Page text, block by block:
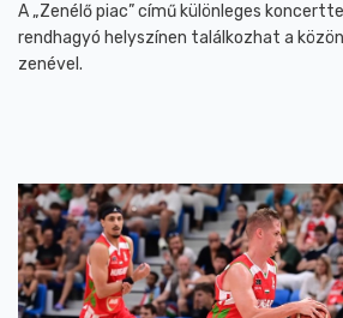
A „Zenélő piac” című különleges
rendhagyó helyszínen találkozhat a
zenével.